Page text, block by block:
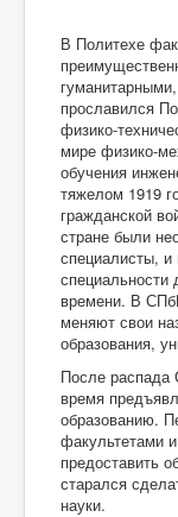
В Политехе
прославился
физико-
мире физико-
обучения
тяжелом 1919
гражданской
стране были
специалисты,
специальности
времени. В
меняют свои
образования,
После распада
время
образованию.
факультетами
предоставить
старался
науки.